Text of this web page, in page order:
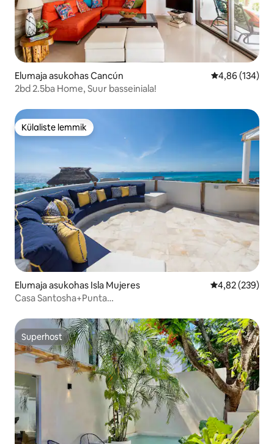
Elumaja asukohas Cancún Keskmine
4,86 (134)
2bd 2.5ba Home, Suur basseiniala!
Külaliste lemmik
Külaliste lemmik
Elumaja asukohas Isla Mujeres Keskmine
4,82 (239)
Casa Santosha+Punta
Superhost
Superhost